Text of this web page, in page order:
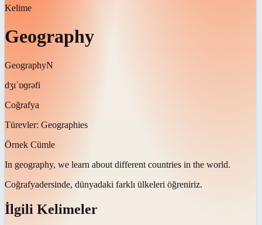
Kelime
Geography
GeographyN
dʒɪˈɒɡrəfi
Coğrafya
Türevler: Geographies
Örnek Cümle
In geography, we learn about different countries in the world.
Coğrafyadersinde, dünyadaki farklı ülkeleri öğreniriz.
İlgili Kelimeler